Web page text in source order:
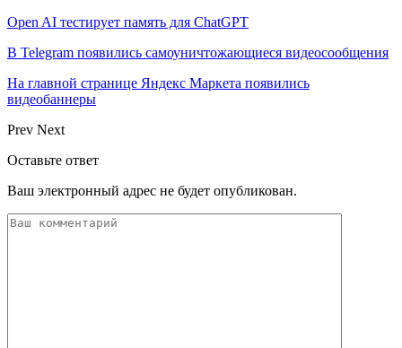
Open AI тестирует память для ChatGPT
В Telegram появились самоуничтожающиеся видеосообщения
На главной странице Яндекс Маркета появились
видеобаннеры
Prev Next
Оставьте ответ
Ваш электронный адрес не будет опубликован.